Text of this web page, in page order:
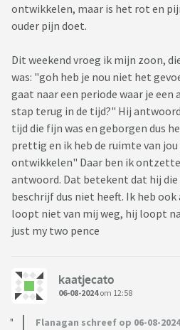
ontwikkelen, maar is het rot en
ouder pijn doet.
Dit weekend vroeg ik mijn zoon,
was: "goh heb je nou niet het
gaat naar een periode waar je een
stap terug in de tijd?" Hij
tijd die fijn was en geborgen dus
prettig en ik heb de ruimte van
ontwikkelen" Daar ben ik
antwoord. Dat betekent dat hij
beschrijf dus niet heeft. Ik heb
loopt niet van mij weg, hij loopt
just my two pence
kaatjecato
06-08-2024om 12:58
Flanagan schreef op 06-08-